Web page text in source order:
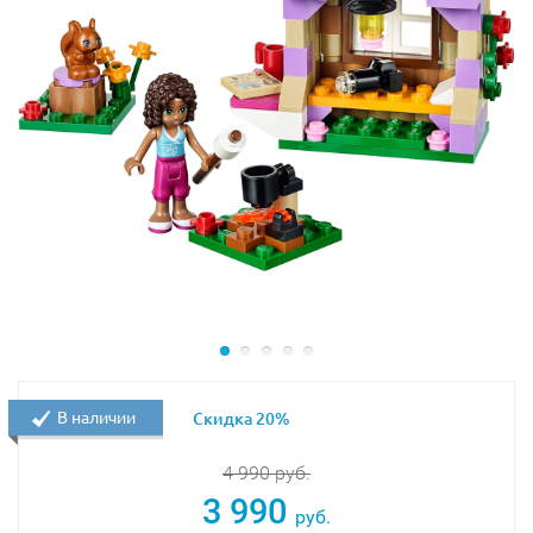
Размер салона красоты в собранном виде составляет
9х11х4 см.
При желании его можно объединить сЗамком для
королевских питомцев Лего 41142.
В наборе присутствует фигурка Ромашки и множество
аксессуаров для весёлой игры: шампуни, помада,
ножницы, расчёска, зеркало, 3 бантика, 2 короны,
чашка, пирожное, кассовый аппарат, вывеска, флаг,
4 990руб.
3 990 руб.
В наличии Скидка 20%